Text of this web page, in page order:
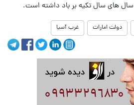
های سال تکیه بر باد داشته است.
دولت امارات غرب آسیا